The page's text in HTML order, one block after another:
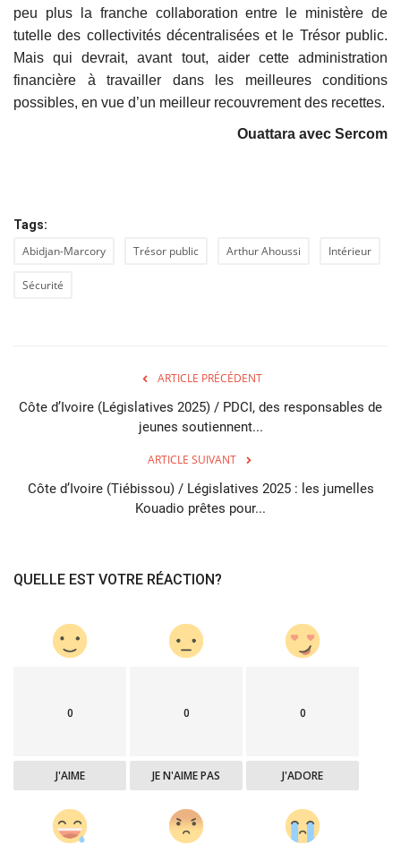
peu plus la franche collaboration entre le ministère de
tutelle des collectivités décentralisées et le Trésor public.
Mais qui devrait, avant tout, aider cette administration
financière à travailler dans les meilleures conditions
possibles, en vue d’un meilleur recouvrement des recettes.
Ouattara avec Sercom
Tags:
Abidjan-Marcory Trésor public Arthur Ahoussi Intérieur
Sécurité
ARTICLE PRÉCÉDENT
Côte d’Ivoire (Législatives 2025) / PDCI, des responsables de
jeunes soutiennent...
ARTICLE SUIVANT
Côte d’Ivoire (Tiébissou) / Législatives 2025 : les jumelles
Kouadio prêtes pour...
QUELLE EST VOTRE RÉACTION?
0
J'AIME
0
JE N'AIME PAS
0
J'ADORE